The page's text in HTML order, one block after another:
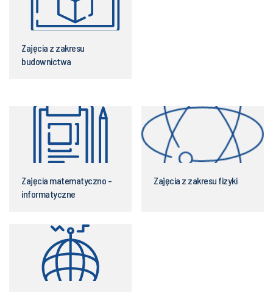
Zajęcia z zakresu
budownictwa
Zajęcia matematyczno -
informatyczne
Zajęcia z zakresu fizyki